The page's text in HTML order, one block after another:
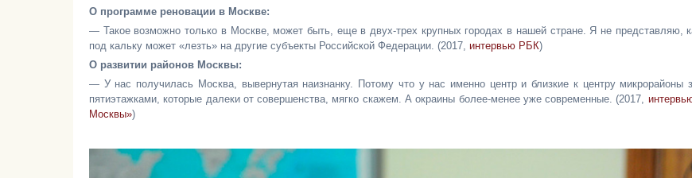
О программе реновации в Москве:
— Такое возможно только в Москве, может быть, еще в двух-трех крупных городах в нашей стране. Я не представляю,
под кальку может «лезть» на другие субъекты Российской Федерации. (2017, интервью РБК)
О развитии районов Москвы:
— У нас получилась Москва, вывернутая наизнанку. Потому что у нас именно центр и близкие к центру микрорайоны
пятиэтажками, которые далеки от совершенства, мягко скажем. А окраины более-менее уже современные. (2017,
Москвы»)